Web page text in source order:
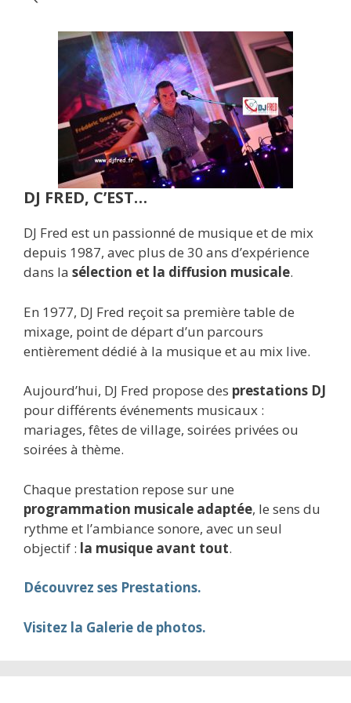
DJ FRED, C’EST…
DJ Fred est un passionné de musique et de mix
depuis 1987, avec plus de 30 ans d’expérience
dans la sélection et la diffusion musicale.
En 1977, DJ Fred reçoit sa première table de
mixage, point de départ d’un parcours
entièrement dédié à la musique et au mix live.
Aujourd’hui, DJ Fred propose des prestations DJ
pour différents événements musicaux :
mariages, fêtes de village, soirées privées ou
soirées à thème.
Chaque prestation repose sur une
programmation musicale adaptée, le sens du
rythme et l’ambiance sonore, avec un seul
objectif : la musique avant tout.
Découvrez ses Prestations.
Visitez la Galerie de photos.